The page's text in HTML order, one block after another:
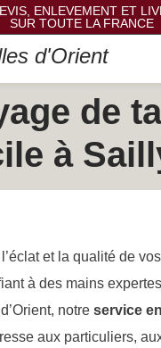
ENLEVEMENT ET
SUR TOUTE LA FRANCE
d'Orient
de
à
et la qualité de
à des mains
notre service
aux particuliers,